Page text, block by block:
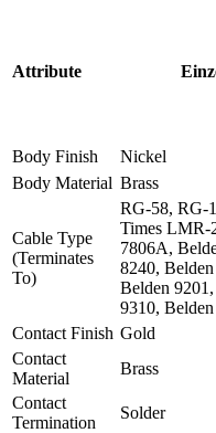
Attribute
Body Finish
Nickel
Body Material Brass
Cable Type
(Terminates
To)
RG-58, RG-
Times LMR-
7806A,
8240,
Belden
9310, Belden
Contact Finish Gold
Contact
Material
Brass
Contact
Termination
Solder